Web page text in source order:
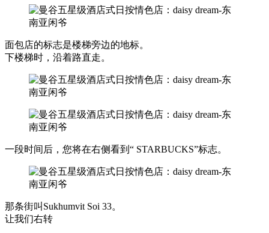
面包店的标志是楼梯旁边的地标。
下楼梯时，沿着路直走。
一段时间后，您将在右侧看到“ STARBUCKS”标志。
那条街叫Sukhumvit Soi 33。
让我们右转